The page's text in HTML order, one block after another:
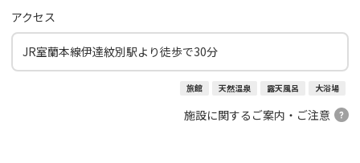
アクセス
JR室蘭本線伊達紋別駅より徒歩で30分
旅館 天然温泉 露天風呂 大浴場
施設に関するご案内・ご注意